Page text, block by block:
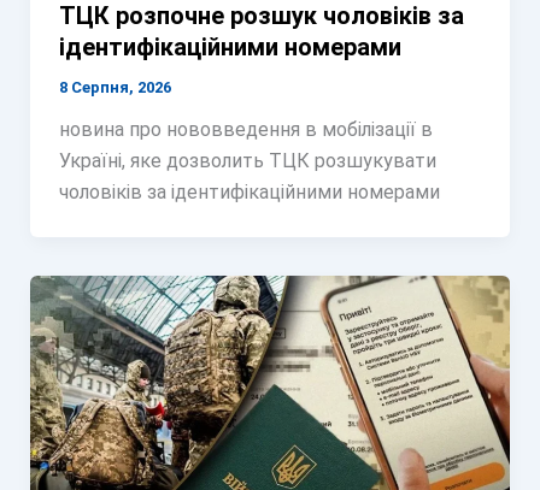
ТЦК розпочне розшук чоловіків за
ідентифікаційними номерами
8 Серпня, 2026
новина про нововведення в мобілізації в
Україні, яке дозволить ТЦК розшукувати
чоловіків за ідентифікаційними номерами